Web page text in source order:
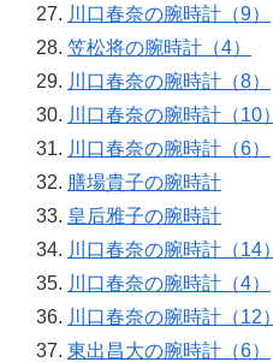
川口春奈の腕時計（9）
笠松将の腕時計（4）
川口春奈の腕時計（8）
川口春奈の腕時計（10）
川口春奈の腕時計（6）
膳場貴子の腕時計
皇后雅子の腕時計
川口春奈の腕時計（14）
川口春奈の腕時計（4）
川口春奈の腕時計（12）
東出昌大の腕時計（6）